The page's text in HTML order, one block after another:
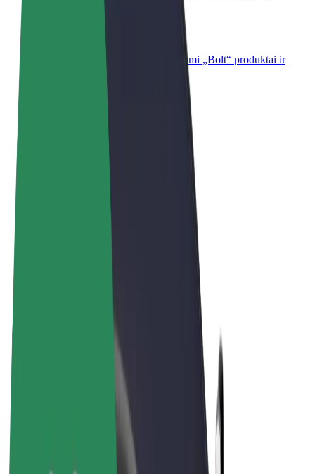
„Bolt for Business“
Atskirų įmonių poreikiams pritaikomi „Bolt“ produktai ir